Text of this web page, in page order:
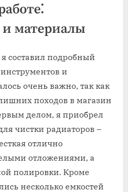
материалы
составил подробный
и
очень важно, так как
походов в магазин
делом, я приобрел
чистки радиаторов –
отлично
отложениями, а
полировки. Кроме
несколько емкостей